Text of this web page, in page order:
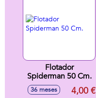
Flotador
Spiderman 50 Cm.
36 meses 4,00 €